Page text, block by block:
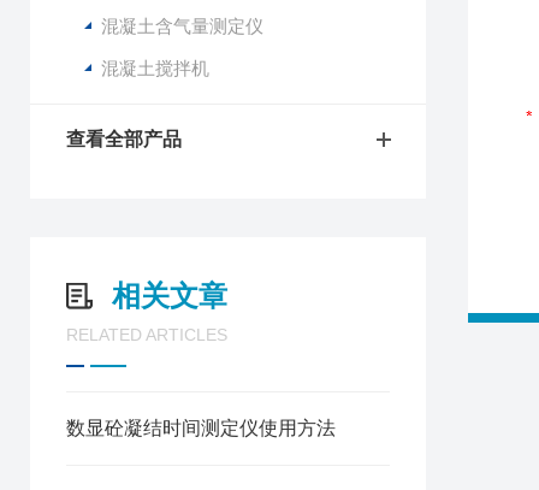
混凝土含气量测定仪
混凝土搅拌机
查看全部产品
相关文章
RELATED ARTICLES
数显砼凝结时间测定仪使用方法